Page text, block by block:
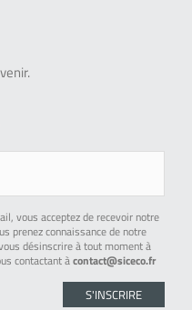
vous acceptez de recevoir notre
prenez connaissance de notre
désinscrire à tout moment à
contactant àcontact@siceco.fr